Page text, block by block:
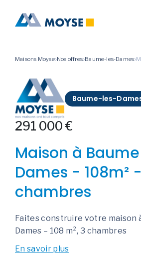
Maisons Moyse Nos offres Baume-les-Dames
Baume-les-
291 000 €
Maison à
Dames - 108m²
chambres
Faites construire votre maison
Dames – 108 m², 3 chambres
En savoir plus